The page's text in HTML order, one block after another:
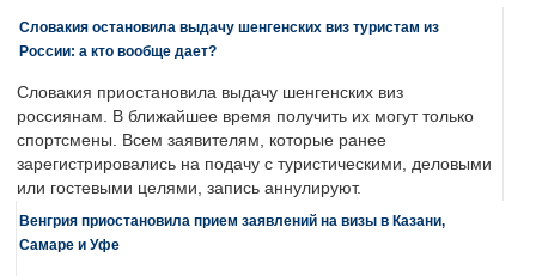
Словакия остановила выдачу шенгенских виз туристам из
России: а кто вообще дает?
Словакия приостановила выдачу шенгенских виз
россиянам. В ближайшее время получить их могут только
спортсмены. Всем заявителям, которые ранее
зарегистрировались на подачу с туристическими, деловыми
или гостевыми целями, запись аннулируют.
Венгрия приостановила прием заявлений на визы в Казани,
Самаре и Уфе